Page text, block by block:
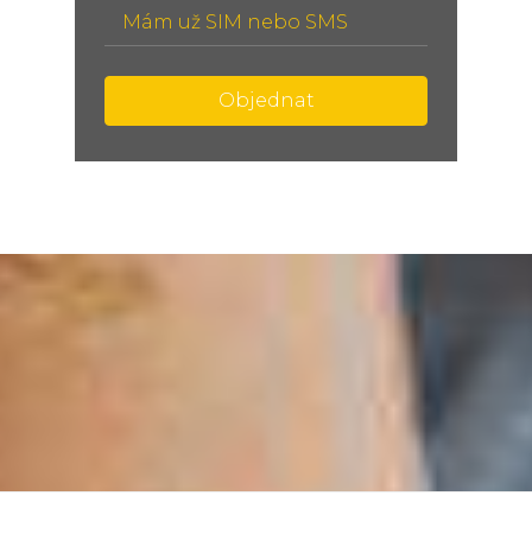
Mám už SIM nebo SMS
Objednat